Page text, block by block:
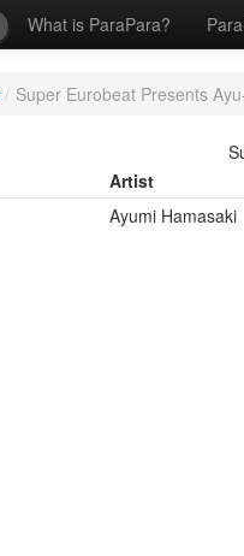
What is ParaPara?
/ Super Eurobeat Presents
Artist
Ayumi Hamasaki